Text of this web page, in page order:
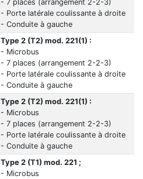
- 7 places (arrangement 2-2-3)
- Porte latérale coulissante à droite
- Conduite à gauche
Type 2 (T2) mod. 221(1) :
- Microbus
- 7 places (arrangement 2-2-3)
- Porte latérale coulissante à droite
- Conduite à gauche
Type 2 (T2) mod. 221(1) :
- Microbus
- 7 places (arrangement 2-2-3)
- Porte latérale coulissante à droite
- Conduite à gauche
Type 2 (T1) mod. 221 ;
- Microbus